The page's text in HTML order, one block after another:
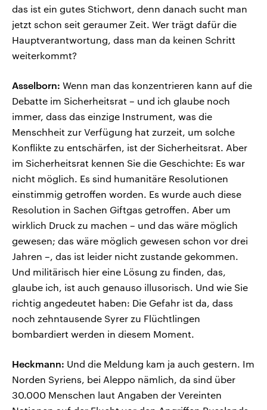
das ist ein gutes Stichwort, denn danach sucht man
jetzt schon seit geraumer Zeit. Wer trägt dafür die
Hauptverantwortung, dass man da keinen Schritt
weiterkommt?
Asselborn: Wenn man das konzentrieren kann auf die
Debatte im Sicherheitsrat – und ich glaube noch
immer, dass das einzige Instrument, was die
Menschheit zur Verfügung hat zurzeit, um solche
Konflikte zu entschärfen, ist der Sicherheitsrat. Aber
im Sicherheitsrat kennen Sie die Geschichte: Es war
nicht möglich. Es sind humanitäre Resolutionen
einstimmig getroffen worden. Es wurde auch diese
Resolution in Sachen Giftgas getroffen. Aber um
wirklich Druck zu machen – und das wäre möglich
gewesen; das wäre möglich gewesen schon vor drei
Jahren –, das ist leider nicht zustande gekommen.
Und militärisch hier eine Lösung zu finden, das,
glaube ich, ist auch genauso illusorisch. Und wie Sie
richtig angedeutet haben: Die Gefahr ist da, dass
noch zehntausende Syrer zu Flüchtlingen
bombardiert werden in diesem Moment.
Heckmann: Und die Meldung kam ja auch gestern. Im
Norden Syriens, bei Aleppo nämlich, da sind über
30.000 Menschen laut Angaben der Vereinten